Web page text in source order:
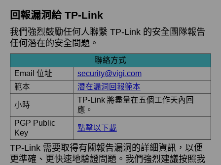
回報漏洞給 TP-Link
我們強烈鼓勵任何人聯繫 TP-Link 的安全團隊報告
任何潛在的安全問題。
聯絡方式
Email 位址
security@vigi.com
範本
潛在漏洞回報範本
小時
TP-Link 將盡量在五個工作天內回
應。
PGP Public
Key
點擊以下載
TP-Link 需要取得有關報告漏洞的詳細資訊，以便
更準確、更快速地驗證問題。我們強烈建議按照我